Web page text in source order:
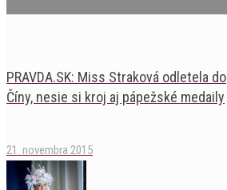
PRAVDA.SK: Miss Straková odletela do
Číny, nesie si kroj aj pápežské medaily
21. novembra 2015